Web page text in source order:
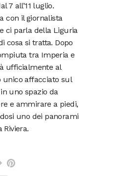
7 all’11 luglio.
con il giornalista
ci parla della Liguria
cosa si tratta. Dopo
tra Imperia e
ufficialmente al
affacciato sul
uno spazio da
e ammirare a piedi,
uno dei panorami
Riviera.